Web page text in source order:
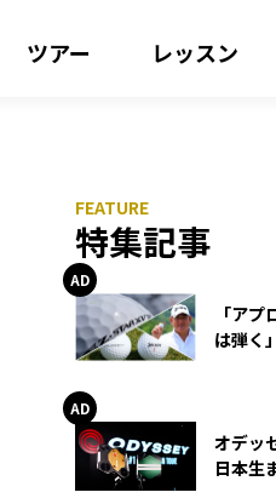
ツアー レッスン
特集記事
「ア
は弾く
オデッ
日本生